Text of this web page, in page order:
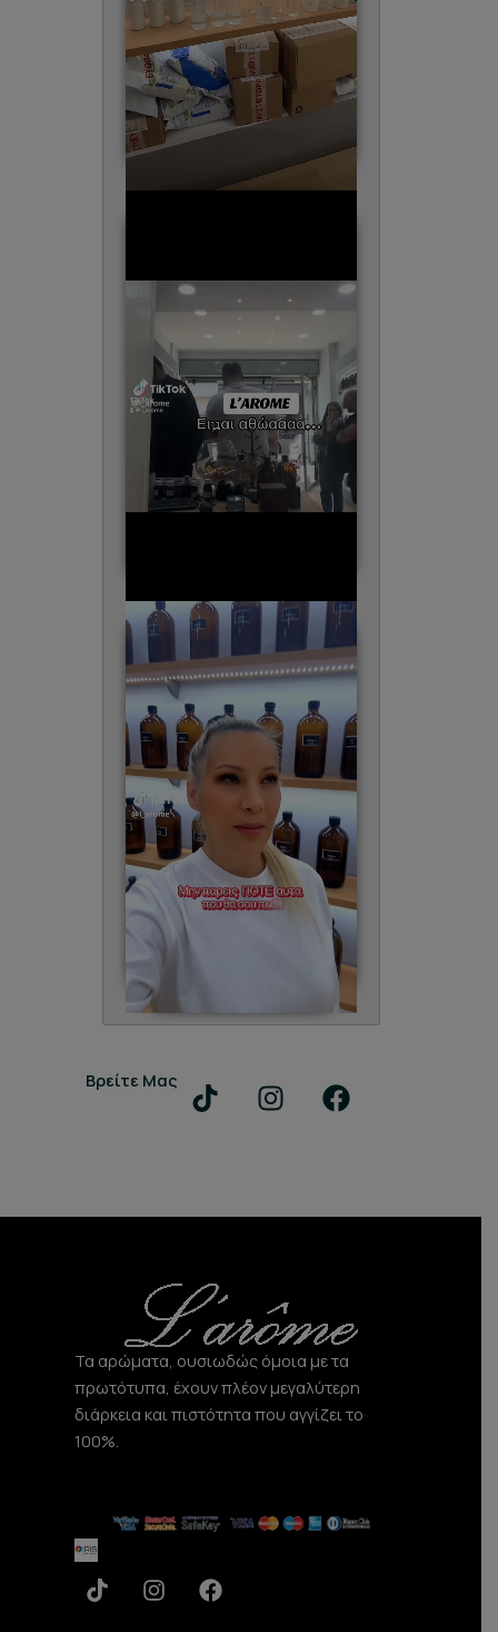
Βρείτε Μας
T
i
k
I
n
g
m
F
a
o
Τα αρώματα, ουσιωδώς όμοια με τα
πρωτότυπα, έχουν πλέον μεγαλύτερη
διάρκεια και πιστότητα που αγγίζει το
100%.
T
i
I
n
F
a